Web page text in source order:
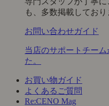
も、多数掲載しており
お問い合わせガイド
当店のサポートチー
た。
お買い物ガイド
よくあるご質問
Re:CENO Mag